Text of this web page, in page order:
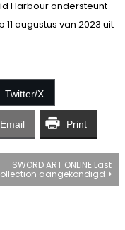
Harbour ondersteunt
augustus van 2023 uit
Twitter/X
Email Print
SWORD ART ONLINE Last
aangekondigd